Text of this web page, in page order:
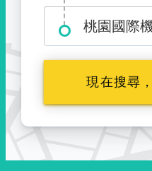
桃園國際
現在搜尋